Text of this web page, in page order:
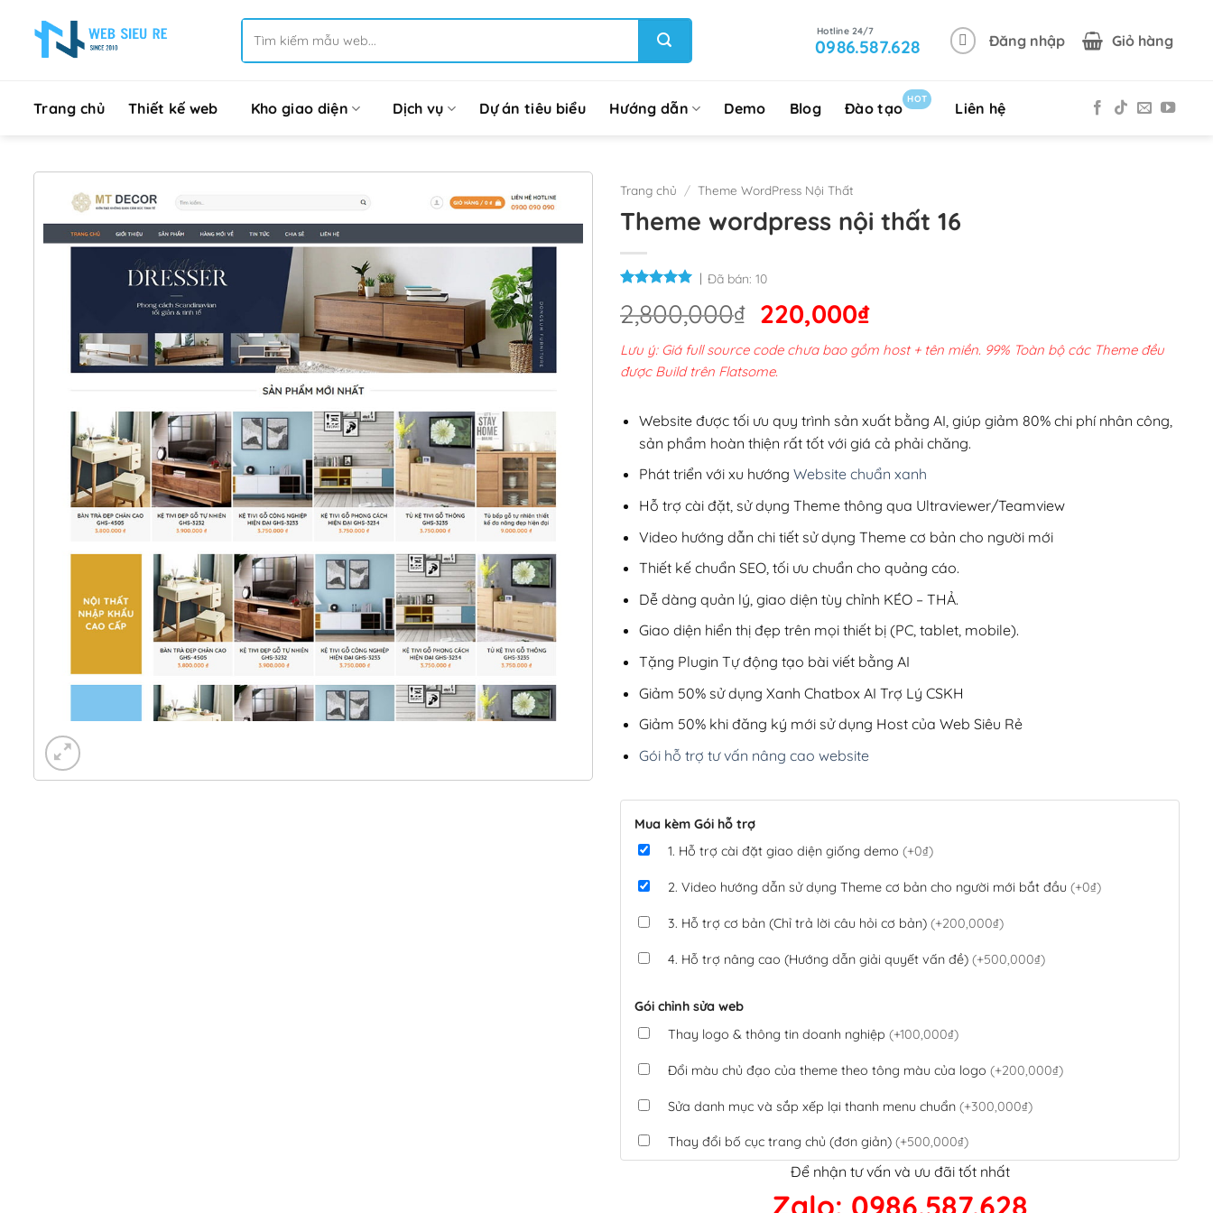
kiếm:
0986.587.628 Đăng nhập Giỏ hàng
Trang chủ Thiết kế web Kho giao diện Dịch vụ Dự án tiêu biểu Hướng dẫn Demo Blog Đào tạo
HOT
Liên hệ
Trang chủ / Theme WordPress Nội Thất
Theme wordpress nội thất 16
Đã bán: 10
2,800,000₫ Giá
gốc
là:
220,000₫Giá
hiện
tại
220,000₫.
Lưu ý: Giá full source code chưa bao gồm host + tên miền. 99% Toàn bộ các Theme đều
được Build trên Flatsome.
Website được tối ưu quy trình sản xuất bằng AI, giúp giảm 80% chi phí nhân công,
sản phẩm hoàn thiện rất tốt với giá cả phải chăng.
Phát triển với xu hướng Website chuẩn xanh
Hỗ trợ cài đặt, sử dụng Theme thông qua Ultraviewer/Teamview
Video hướng dẫn chi tiết sử dụng Theme cơ bản cho người mới
Thiết kế chuẩn SEO, tối ưu chuẩn cho quảng cáo.
Dễ dàng quản lý, giao diện tùy chỉnh KÉO – THẢ.
Giao diện hiển thị đẹp trên mọi thiết bị (PC, tablet, mobile).
Tặng Plugin Tự động tạo bài viết bằng AI
Giảm 50% sử dụng Xanh Chatbox AI Trợ Lý CSKH
Giảm 50% khi đăng ký mới sử dụng Host của Web Siêu Rẻ
Gói hỗ trợ tư vấn nâng cao website
Mua kèm Gói hỗ trợ
1. Hỗ trợ cài đặt giao diện giống demo (+0₫)
2. Video hướng dẫn sử dụng Theme cơ bản cho người mới bắt đầu (+0₫)
3. Hỗ trợ cơ bản (Chỉ trả lời câu hỏi cơ bản) (+200,000₫)
4. Hỗ trợ nâng cao (Hướng dẫn giải quyết vấn đề) (+500,000₫)
Gói chỉnh sửa web
Thay logo & thông tin doanh nghiệp (+100,000₫)
Đổi màu chủ đạo của theme theo tông màu của logo (+200,000₫)
Sửa danh mục và sắp xếp lại thanh menu chuẩn (+300,000₫)
Thay đổi bố cục trang chủ (đơn giản) (+500,000₫)
Tích hợp thanh toán QR Code ngân hàng(+100,000₫)
Để nhận tư vấn và ưu đãi tốt nhất
Zalo: 0986.587.628